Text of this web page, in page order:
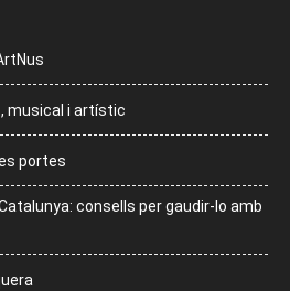
musical i artístic
portes
consells per gaudir-lo amb